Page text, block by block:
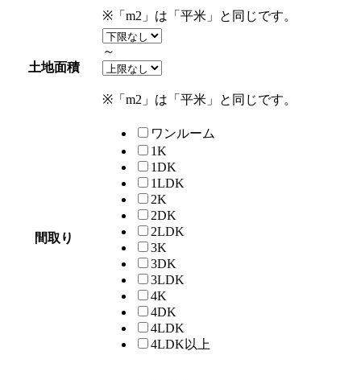
※「m2」は「平米」と同じです。
土地面積
～
※「m2」は「平米」と同じです。
間取り
ワンルーム
1K
1DK
1LDK
2K
2DK
2LDK
3K
3DK
3LDK
4K
4DK
4LDK
4LDK以上